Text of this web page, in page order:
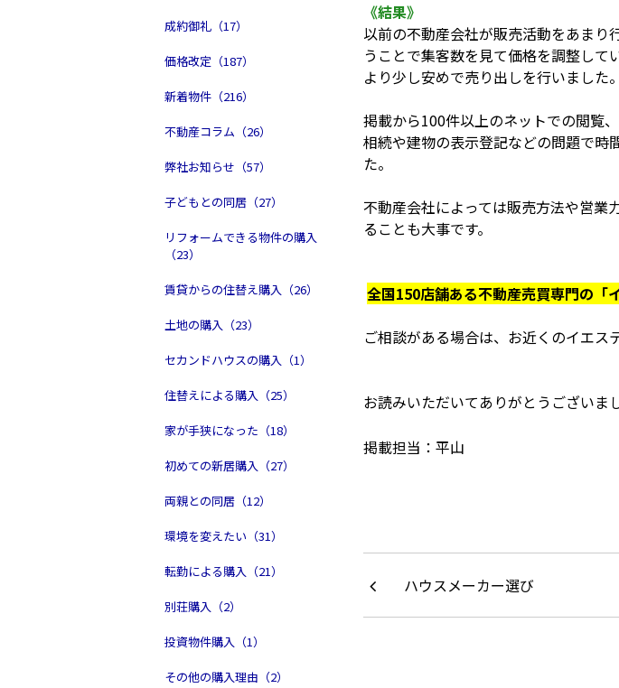
成約御礼（17）
価格改定（187）
新着物件（216）
不動産コラム（26）
弊社お知らせ（57）
子どもとの同居（27）
リフォームできる物件の購入
（23）
賃貸からの住替え購入（26）
土地の購入（23）
セカンドハウスの購入（1）
住替えによる購入（25）
家が手狭になった（18）
初めての新居購入（27）
両親との同居（12）
環境を変えたい（31）
転勤による購入（21）
別荘購入（2）
投資物件購入（1）
その他の購入理由（2）
《結果》
以前の不動産会社が販売活動をあまり
うことで集客数を見て価格を調整し
より少し安めで売り出しを行いました。
掲載から100件以上のネットでの閲覧
相続や建物の表示登記などの問題で時
た。
不動産会社によっては販売方法や営業
ることも大事です。
全国150店舗ある不動産売買専門の「
ご相談がある場合は、お近くのイエス
お読みいただいてありがとうございま
掲載担当：平山
ハウスメーカー選び